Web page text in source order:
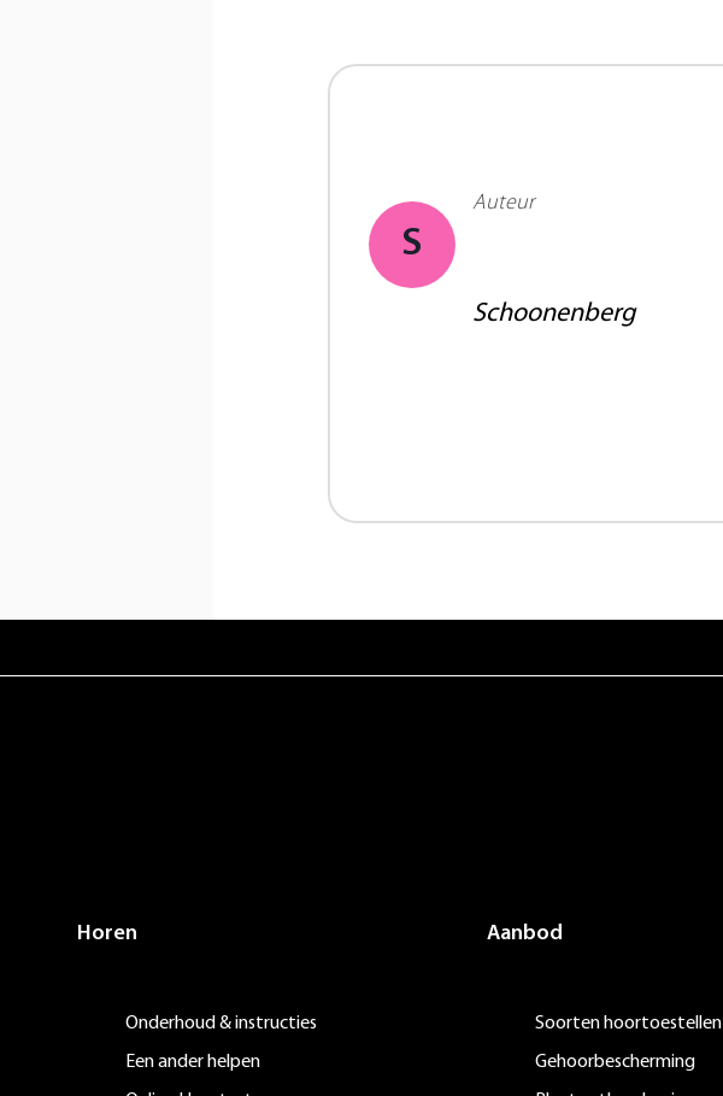
S
Auteur
Schoonenberg
Horen
Onderhoud & instructies
Een ander helpen
Aanbod
Soorten hoortoestellen
Gehoorbescherming